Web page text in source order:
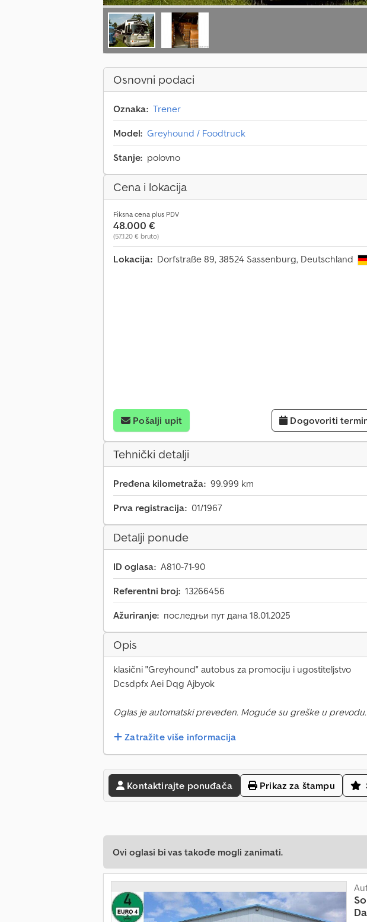
Osnovni podaci
Oznaka: Trener
Model: Greyhound / Foodtruck
Stanje: polovno
Cena i lokacija
Fiksna cena plus PDV
48.000 €
(57.120 € bruto)
Lokacija: Dorfstraße 89, 38524 Sassenburg, Deutschland
Pošalji upit Dogovoriti
Tehnički detalji
Pređena kilometraža: 99.999 km
Prva registracija: 01/1967
Detalji ponude
ID oglasa: A810-71-90
Referentni broj: 13266456
Ažuriranje: последњи пут дана 18.01.2025
Opis
klasični "Greyhound" autobus za promociju i ugostiteljstvo
Dcsdpfx Aei Dqg Ajbyok
Oglas je automatski preveden. Moguće su greške u prevodu.
Zatražite više informacija
Kontaktirajte ponuđača Prikaz za štampu
Ovi oglasi bi vas takođe mogli zanimati.